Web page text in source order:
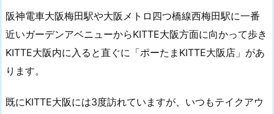
阪神電車大阪梅田駅や大阪メトロ四つ橋線西梅田駅に一番
近いガーデンアベニューからKITTE大阪方面に向かって歩き
KITTE大阪内に入ると直ぐに「ポーたまKITTE大阪店」があ
ります。
既にKITTE大阪には3度訪れていますが、いつもテイクアウ